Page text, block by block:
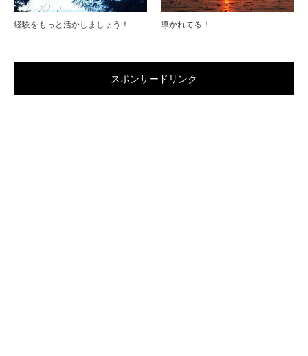
経験をもっと活かしましょう！ 導かれてる！
スポンサードリンク